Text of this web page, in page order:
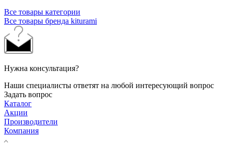
Все товары категории
Все товары бренда kiturami
Нужна консультация?
Наши специалисты ответят на любой интересующий вопрос
Задать вопрос
Каталог
Акции
Производители
Компания